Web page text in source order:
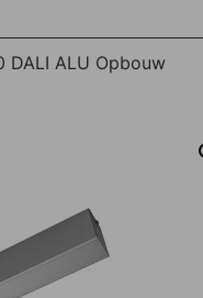
DALI ALU Opbouw